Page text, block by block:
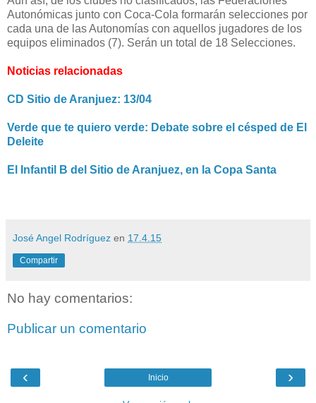
Autonómicas junto con Coca-Cola formarán selecciones por
cada una de las Autonomías con aquellos jugadores de los
equipos eliminados (7). Serán un total de 18 Selecciones.
Noticias relacionadas
CD Sitio de Aranjuez: 13/04
Verde que te quiero verde: Debate sobre el césped de El
Deleite
El Infantil B del Sitio de Aranjuez, en la Copa Santa
José Angel Rodríguez en 17.4.15
Compartir
No hay comentarios:
Publicar un comentario
‹ ›
Inicio